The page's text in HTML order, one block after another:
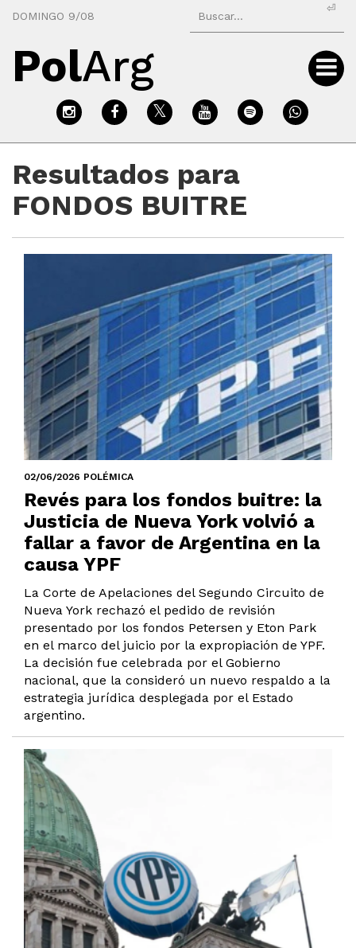
DOMINGO 9/08
⏎
PolArg
Resultados para
FONDOS BUITRE
02/06/2026 POLÉMICA
Revés para los fondos buitre: la
Justicia de Nueva York volvió a
fallar a favor de Argentina en la
causa YPF
La Corte de Apelaciones del Segundo Circuito de
Nueva York rechazó el pedido de revisión
presentado por los fondos Petersen y Eton Park
en el marco del juicio por la expropiación de YPF.
La decisión fue celebrada por el Gobierno
nacional, que la consideró un nuevo respaldo a la
estrategia jurídica desplegada por el Estado
argentino.